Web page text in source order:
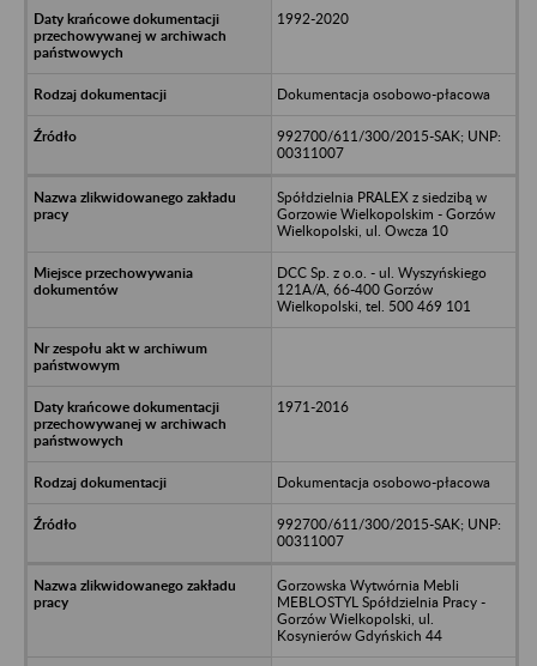
1992-2020
Dokumentacja osobowo-płacowa
992700/611/300/2015-SAK; UNP:
00311007
Spółdzielnia PRALEX z siedzibą w
Gorzowie Wielkopolskim - Gorzów
Wielkopolski, ul. Owcza 10
DCC Sp. z o.o. - ul. Wyszyńskiego
121A/A, 66-400 Gorzów
Wielkopolski, tel. 500 469 101
1971-2016
Dokumentacja osobowo-płacowa
992700/611/300/2015-SAK; UNP:
00311007
Gorzowska Wytwórnia Mebli
MEBLOSTYL Spółdzielnia Pracy -
Gorzów Wielkopolski, ul.
Kosynierów Gdyńskich 44